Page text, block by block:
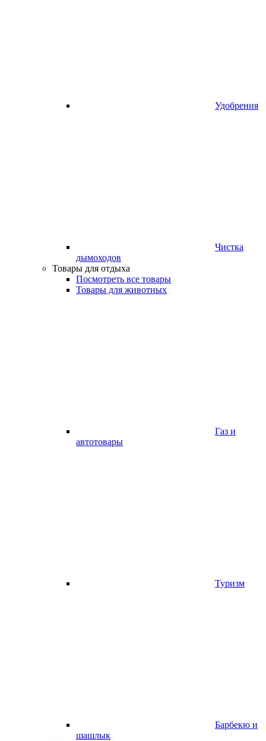
Удобрения
Чистка
дымоходов
Товары для отдыха
Посмотреть все товары
Товары для животных
Газ и
автотовары
Туризм
Барбекю и
шашлык